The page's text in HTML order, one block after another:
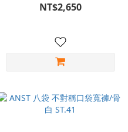
NT$2,650